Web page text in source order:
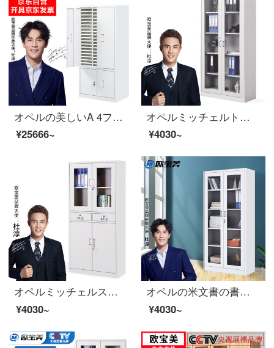
オペルの美しいA 4ファイルの整理棚の事務室のチェストの収納棚の領収書の箱の鉄の皮の箱の45は書類を引き出して扉を持ちます
¥25666~
オペルミッチェルトスチール製の鉄皮資料アーカイブキャビネットH 1800*W 850*D 390
¥4030~
オペルミッチェルスチール製のスチール製のスチール製の資料ファイル棚の中の二斗棚H 1800*W 850*D 390
¥4030~
オペルの米文書の書類の執務する証明の箱の鉄の皮の鋼の事務室の財務室の鉄の箱のすべての体のガラスのキャビネット
¥4030~